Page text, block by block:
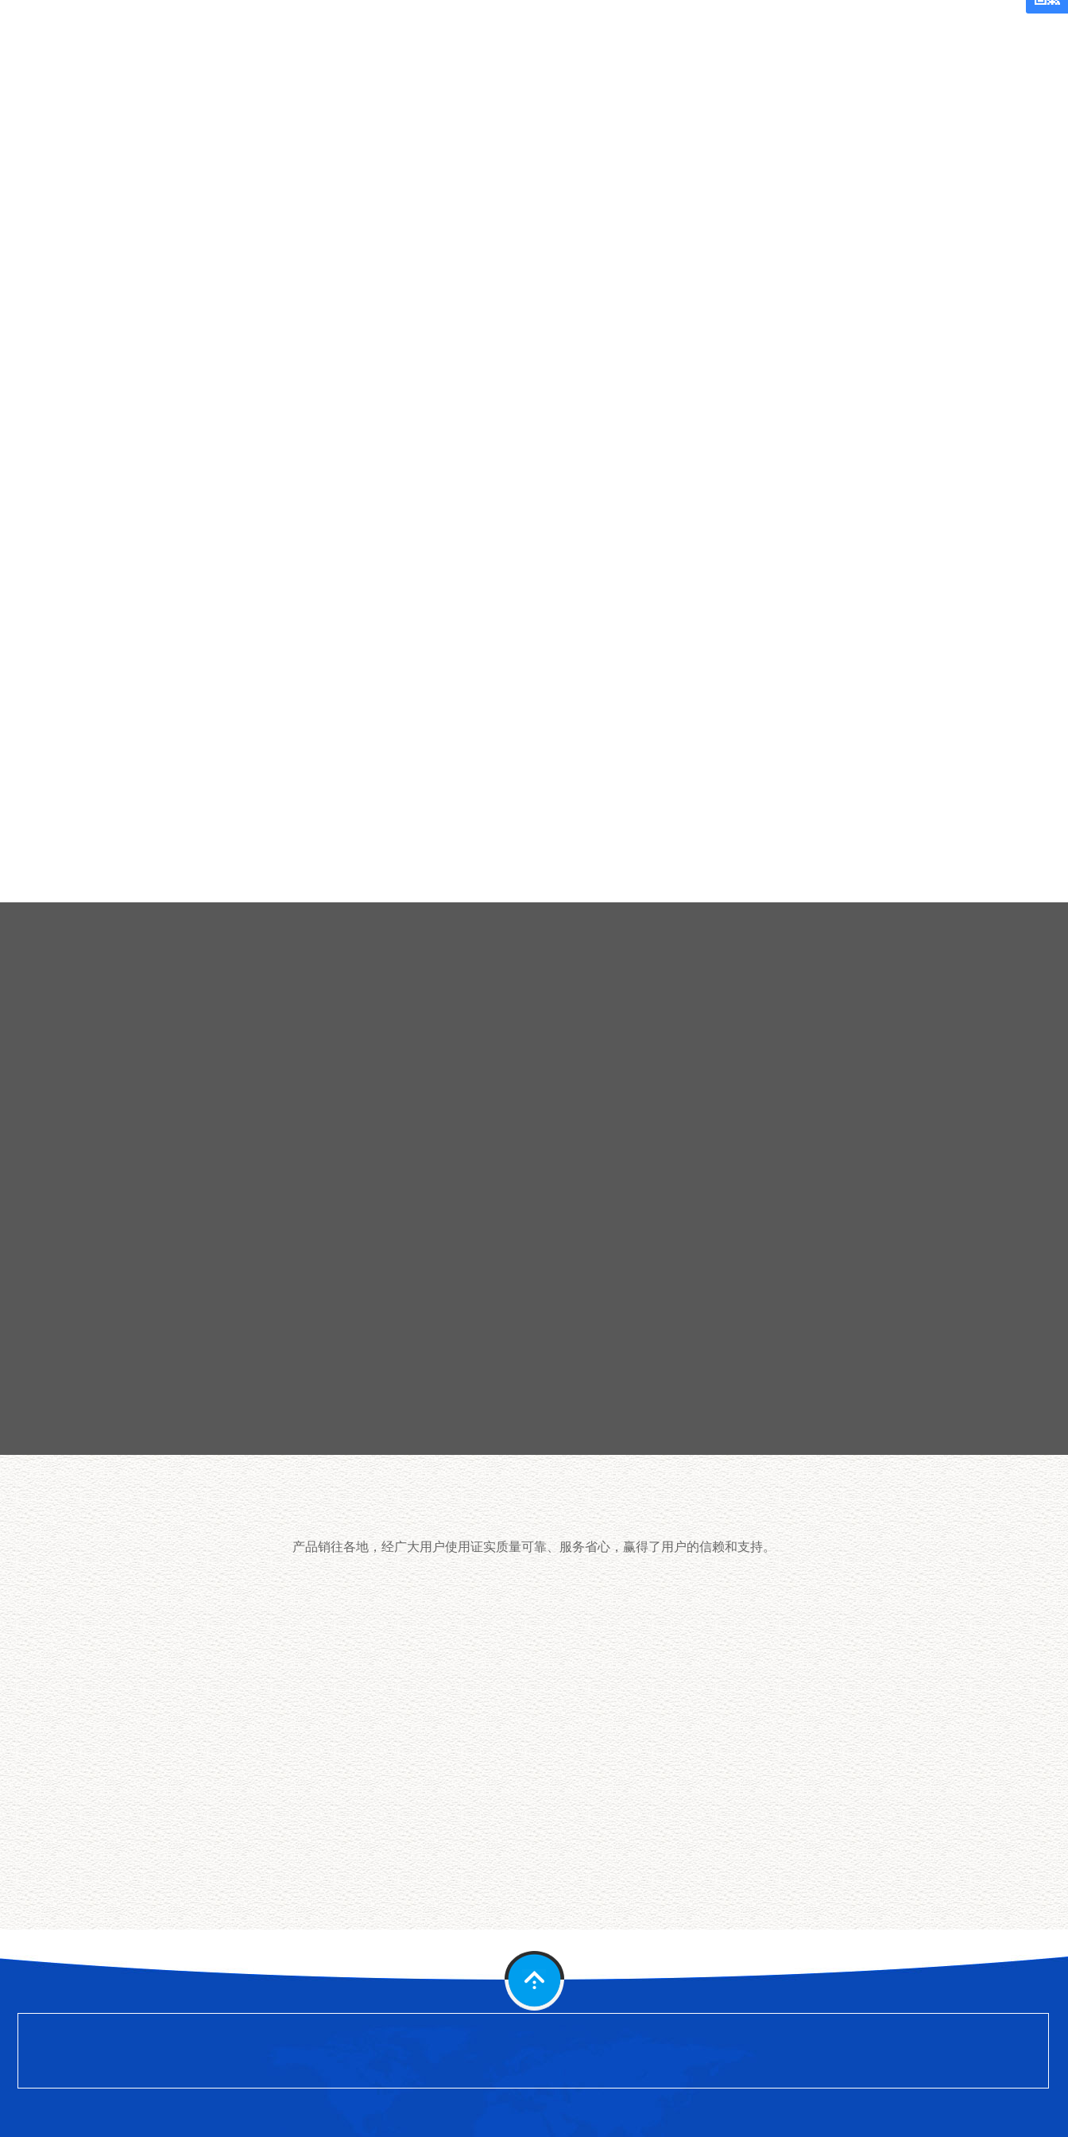
产品销往各地，经广大用户使用证实质量可靠、服务省心，赢得了用户的信赖和支持。
技术工艺先进
公司拥有专业的技术团队，高层次的管理人
才，我们秉承“诚信、务实、团结、奉献”的
企业精神，始终遵循“用我们的产品让客户买
得放心、用得舒心”的经营理念。
01
产品种类齐全
公司主营气力输送设备及配套产品等，现货
直销，价格合理。可以根据客户需求，提供
整套技术支持方案，引导客户准确选择产
品，可以根据用户提供图纸来定制服务。
02
售后用心服务
拥有完善的质量检测体系和售后服务体系，
产品性能强，使用过程安全可靠，设计施工
周期短，现场指导安装，全程值得您放心依
赖。
03